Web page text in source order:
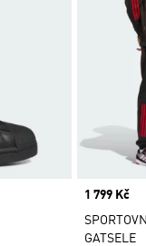
Price
1 799 Kč
GATSELE